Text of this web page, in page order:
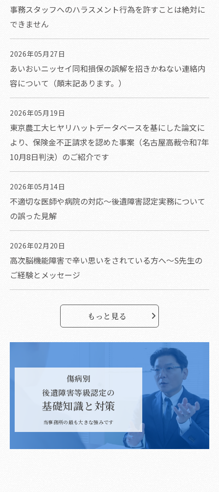
事務スタッフへのハラスメント行為を許すことは絶対に
できません
2026年05月27日
あいおいニッセイ同和損保の誤解を招きかねない連絡内
容について（顛末記あります。）
2026年05月19日
東京農工大ヒヤリハットデータベースを基にした論文に
より、保険金不正請求を認めた事案（名古屋高裁令和7年
10月8日判決）のご紹介です
2026年05月14日
不適切な医師や病院の対応～後遺障害認定実務について
の誤った見解
2026年02月20日
高次脳機能障害で辛い思いをされている方へ～S先生の
ご経験とメッセージ
もっと見る
傷病別
後遺障害等級認定の
基礎知識と対策
当事務所の最も大きな強みです